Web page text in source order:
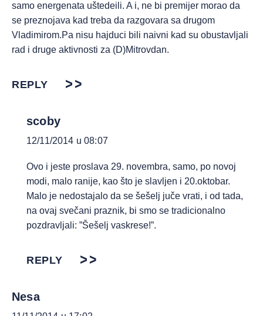
samo energenata uštedeili. A i, ne bi premijer morao da
se preznojava kad treba da razgovara sa drugom
Vladimirom.Pa nisu hajduci bili naivni kad su obustavljali
rad i druge aktivnosti za (D)Mitrovdan.
REPLY
scoby
12/11/2014 u 08:07
Ovo i jeste proslava 29. novembra, samo, po novoj
modi, malo ranije, kao što je slavljen i 20.oktobar.
Malo je nedostajalo da se šešelj juče vrati, i od tada,
na ovaj svečani praznik, bi smo se tradicionalno
pozdravljali: ”Šešelj vaskrese!”.
REPLY
Nesa